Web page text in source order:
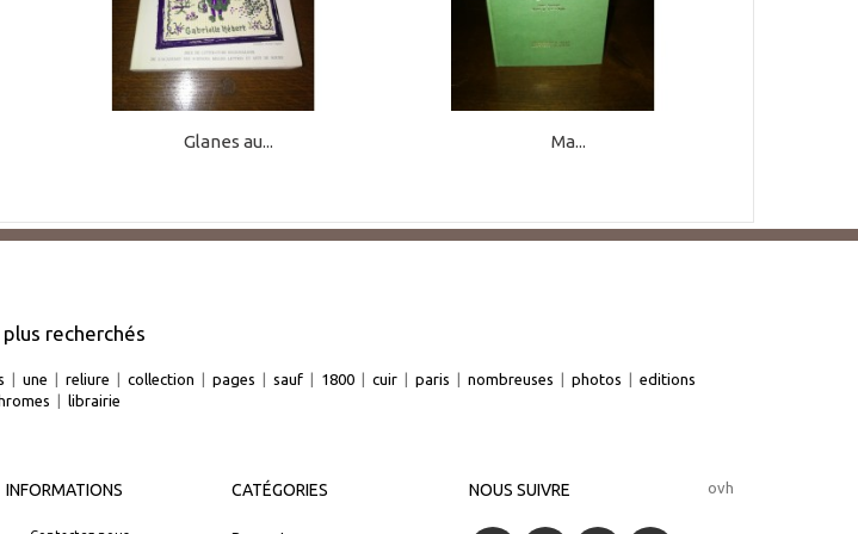
Glanes au... Ma...
plus recherchés
| une | reliure | collection | pages | sauf | 1800 | cuir | paris | nombreuses | photos | editions
| librairie
INFORMATIONS CATÉGORIES NOUS SUIVRE ovh